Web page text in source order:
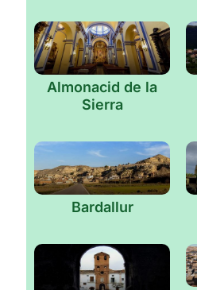
Almonacid de la
Sierra
Bardallur